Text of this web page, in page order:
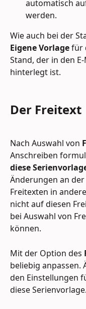
automatisch
werden.
Wie auch bei der
Eigene Vorlage für
Stand, der in den
hinterlegt ist.
Der Freitext
Nach Auswahl von
Anschreiben
diese
Änderungen an
Freitexten in
nicht auf diesen
bei Auswahl von
können.
Mit der Option des
beliebig anpassen.
den Einstellungen
diese Serienvorlage.